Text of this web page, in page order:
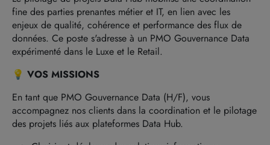
fine des parties prenantes métier et IT, en lien avec les
enjeux de qualité, cohérence et performance des flux de
données. Ce poste s'adresse à un PMO Gouvernance Data
expérimenté dans le Luxe et le Retail.
💡 VOS MISSIONS
En tant que PMO Gouvernance Data (H/F), vous
accompagnez nos clients dans la coordination et le pilotage
des projets liés aux plateformes Data Hub.